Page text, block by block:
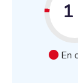
1
En